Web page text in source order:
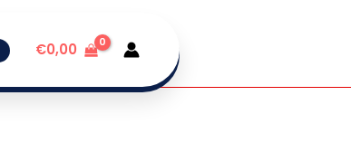
€0,00